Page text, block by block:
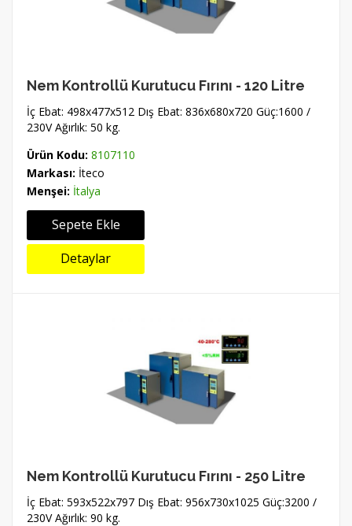
Nem Kontrollü Kurutucu Fırını - 120 Litre
İç Ebat: 498x477x512 Dış Ebat: 836x680x720 Güç:1600 /
230V Ağırlık: 50 kg.
Ürün Kodu: 8107110
Markası: İteco
Menşei: İtalya
Sepete Ekle
Detaylar
Nem Kontrollü Kurutucu Fırını - 250 Litre
İç Ebat: 593x522x797 Dış Ebat: 956x730x1025 Güç:3200 /
230V Ağırlık: 90 kg.